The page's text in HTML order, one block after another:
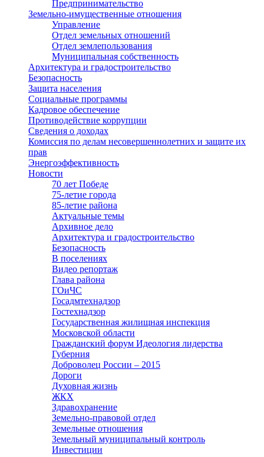
Предпринимательство
Земельно-имущественные отношения
Управление
Отдел земельных отношений
Отдел землепользования
Муниципальная собственность
Архитектура и градостроительство
Безопасность
Защита населения
Социальные программы
Кадровое обеспечение
Противодействие коррупции
Сведения о доходах
Комиссия по делам несовершеннолетних и защите их
прав
Энергоэффективность
Новости
70 лет Победе
75-летие города
85-летие района
Актуальные темы
Архивное дело
Архитектура и градостроительство
Безопасность
В поселениях
Видео репортаж
Глава района
ГОиЧС
Госадмтехнадзор
Гостехнадзор
Государственная жилищная инспекция
Московской области
Гражданский форум Идеология лидерства
Губерния
Доброволец России – 2015
Дороги
Духовная жизнь
ЖКХ
Здравохранение
Земельно-правовой отдел
Земельные отношения
Земельный муниципальный контроль
Инвестиции